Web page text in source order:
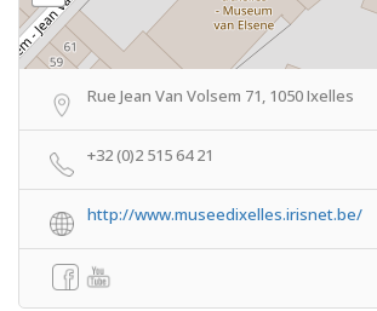
Rue Jean Van Volsem 71, 1050 Ixelles
+32 (0)2 515 64 21
http://www.museedixelles.irisnet.be/